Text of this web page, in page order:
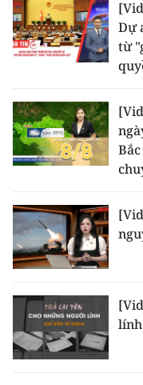
CHUYÊN ĐỀ
CÁC CHUYÊN TRANG
VỀ BÁO NHÂN DÂN
THỜI NAY
NHÂN DÂN CUỐI
NHÂN DÂN HẰNG
ĐỌC BÁO IN
Dự
từ